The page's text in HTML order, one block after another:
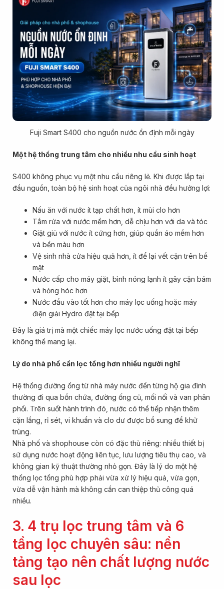
Fuji Smart S400 cho nguồn nước ổn định mỗi ngày
Một hệ thống trung tâm cho nhiều nhu cầu sinh hoạt
S400 không phục vụ một nhu cầu riêng lẻ. Khi được lắp tại
đầu nguồn, toàn bộ hệ sinh hoạt của ngôi nhà đều hưởng lợi:
Nấu ăn với nước ít tạp chất hơn, ít mùi clo hơn
Tắm rửa với nước mềm hơn, dễ chịu hơn với da và tóc
Giặt giũ với nước ít cứng hơn, giúp quần áo mềm hơn
và bền màu hơn
Vệ sinh nhà cửa hiệu quả hơn, ít để lại vết cặn trên bề
mặt
Nước cấp cho máy giặt, bình nóng lạnh ít gây cặn bám
và hỏng hóc hơn
Nước đầu vào tốt hơn cho máy lọc uống hoặc máy
điện giải Hydro đặt tại bếp
Đây là giá trị mà một chiếc máy lọc nước uống đặt tại bếp
không thể mang lại.
Lý do nhà phố cần lọc tổng hơn nhiều người nghĩ
Hệ thống đường ống từ nhà máy nước đến từng hộ gia đình
thường đi qua bồn chứa, đường ống cũ, mối nối và van phân
phối. Trên suốt hành trình đó, nước có thể tiếp nhận thêm
cặn lắng, rỉ sét, vi khuẩn và clo dư được bổ sung để khử
trùng.
Nhà phố và shophouse còn có đặc thù riêng: nhiều thiết bị
sử dụng nước hoạt động liên tục, lưu lượng tiêu thụ cao, và
không gian kỹ thuật thường nhỏ gọn. Đây là lý do một hệ
thống lọc tổng phù hợp phải vừa xử lý hiệu quả, vừa gọn,
vừa dễ vận hành mà không cần can thiệp thủ công quá
nhiều.
3. 4 trụ lọc trung tâm và 6
tầng lọc chuyên sâu: nền
tảng tạo nên chất lượng nước
sau lọc